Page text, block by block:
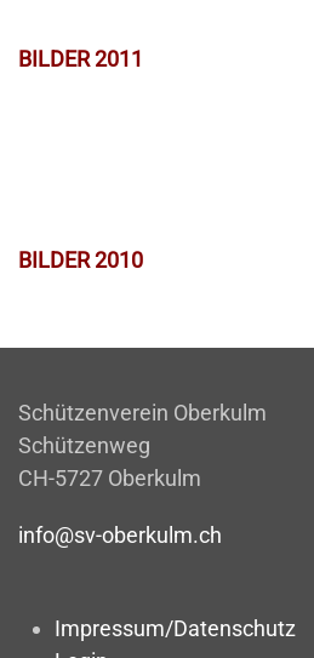
BILDER 2011
BILDER 2010
Schützenverein Oberkulm
Schützenweg
CH-5727 Oberkulm
info@sv-oberkulm.ch
Impressum/Datenschutz